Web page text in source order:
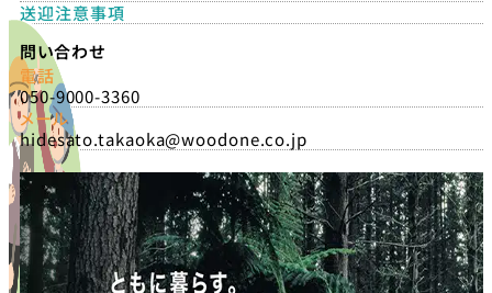
送迎注意事項
問い合わせ
電話
050-9000-3360
メール
hidesato.takaoka@woodone.co.jp